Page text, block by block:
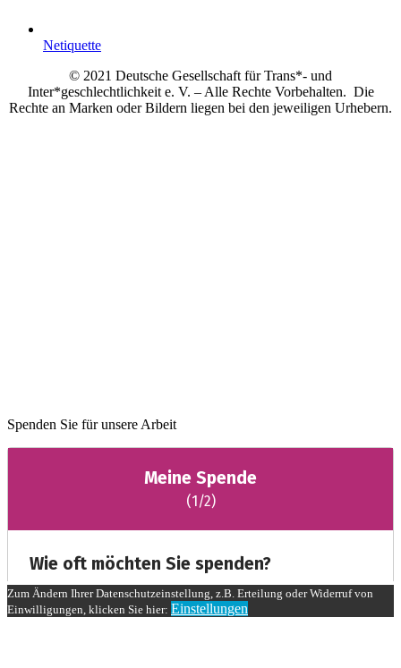
Netiquette
© 2021 Deutsche Gesellschaft für Trans*- und
Inter*geschlechtlichkeit e. V. – Alle Rechte Vorbehalten. Die
Rechte an Marken oder Bildern liegen bei den jeweiligen Urhebern.
Spenden Sie für unsere Arbeit
Zum Ändern Ihrer Datenschutzeinstellung, z.B. Erteilung oder Widerruf von
Einwilligungen, klicken Sie hier: Einstellungen